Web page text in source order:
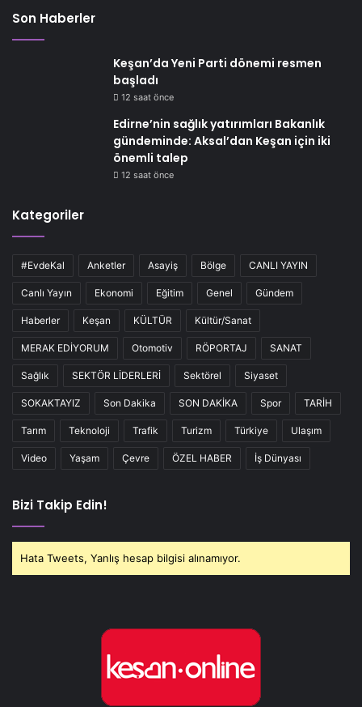
Son Haberler
Keşan’da Yeni Parti dönemi resmen
başladı
12 saat önce
Edirne’nin sağlık yatırımları Bakanlık
gündeminde: Aksal’dan Keşan için iki
önemli talep
12 saat önce
Kategoriler
#EvdeKal Anketler Asayiş Bölge CANLI YAYIN
Canlı Yayın Ekonomi Eğitim Genel Gündem
Haberler Keşan KÜLTÜR Kültür/Sanat
MERAK EDİYORUM Otomotiv RÖPORTAJ SANAT
Sağlık SEKTÖR LİDERLERİ Sektörel Siyaset
SOKAKTAYIZ Son Dakika SON DAKİKA Spor TARİH
Tarım Teknoloji Trafik Turizm Türkiye Ulaşım
Video Yaşam Çevre ÖZEL HABER İş Dünyası
Bizi Takip Edin!
Hata Tweets, Yanlış hesap bilgisi alınamıyor.